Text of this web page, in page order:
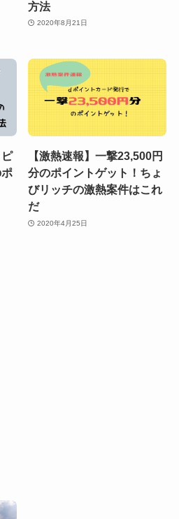
方法
2020年8月21日
【激熱速報】一撃23,500円
分のポイントゲット！ちょ
びリッチの激熱案件はこれ
だ
2020年4月25日